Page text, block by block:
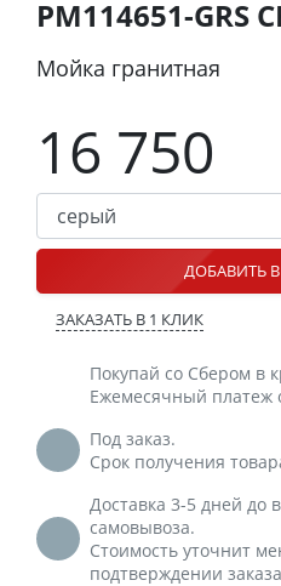
PM114651-
Мойка гранитная
16 750
ДОБАВИТЬ
ЗАКАЗАТЬ В 1 КЛИК
Покупай со Сбером в
Ежемесячный платеж
Под заказ.
Срок получения
Доставка 3-5 дней до
самовывоза.
Стоимость уточнит
подтверждении